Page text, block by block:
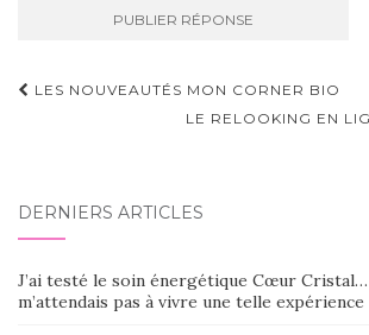
Navigation
LES NOUVEAUTÉS MON CORNER BIO
LE RELOOKING EN
DERNIERS ARTICLES
J’ai testé le soin énergétique Cœur
m’attendais pas à vivre une telle expérience